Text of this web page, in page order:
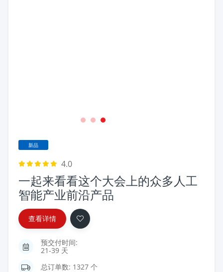
1 2 3
新品
4.0
一起来看看这个大会上的众多人工
智能产业前沿产品
查看详情
预交付时间:
21-39 天
总订单数: 1327 个